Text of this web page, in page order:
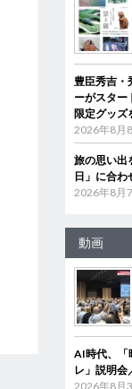
豊臣秀吉・
ーがスタ
限定グッズ
2026年8月
旅の思い
日」に合わ
2026年8月
動画
AI時代、
レ」説明会
2026年8月